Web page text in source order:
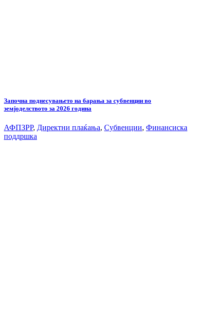
Започна поднесувањето на барања за субвенции во
земјоделството за 2026 година
АФПЗРР, Директни плаќања, Субвенции, Финансиска
поддршка